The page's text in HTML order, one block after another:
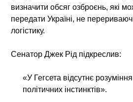
визначити обсяг озброєнь, які
передати Україні, не
логістику.
Сенатор Джек Рід підкреслив:
«У Гегсета відсутнє
політичних інстинктів».